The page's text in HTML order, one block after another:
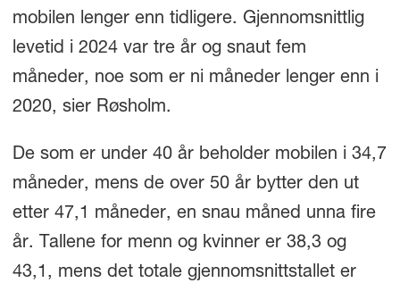
mobilen lenger enn tidligere. Gjennomsnittlig
levetid i 2024 var tre år og snaut fem
måneder, noe som er ni måneder lenger enn i
2020, sier Røsholm.
De som er under 40 år beholder mobilen i 34,7
måneder, mens de over 50 år bytter den ut
etter 47,1 måneder, en snau måned unna fire
år. Tallene for menn og kvinner er 38,3 og
43,1, mens det totale gjennomsnittstallet er